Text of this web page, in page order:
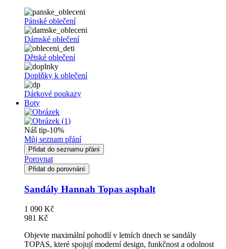
Pánské oblečení
Dámské oblečení
Dětské oblečení
Doplňky k oblečení
Dárkové poukazy
Boty
Náš tip-10%
Můj seznam přání
Přidat do seznamu přání
Porovnat
Přidat do porovnání
Sandály Hannah Topas asphalt
1 090 Kč
981 Kč
Objevte maximální pohodlí v letních dnech se sandály
TOPAS, které spojují moderní design, funkčnost a odolnost